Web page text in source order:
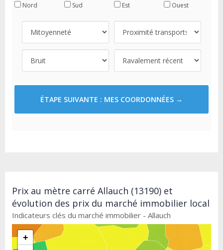
Nord Sud Est Ouest
ÉTAPE SUIVANTE : MES COORDONNÉES →
Prix au mètre carré Allauch (13190) et
évolution des prix du marché immobilier local
Indicateurs clés du marché immobilier - Allauch
+